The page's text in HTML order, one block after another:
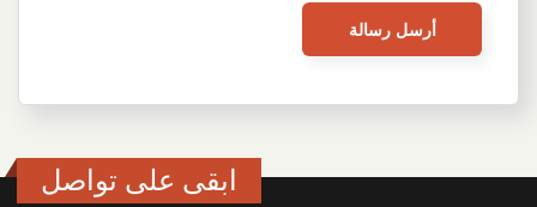
ابقى على تواصل